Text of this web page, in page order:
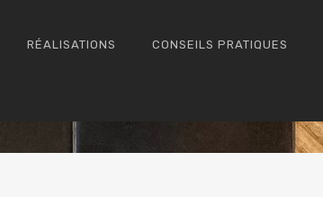
RÉALISATIONS CONSEILS PRATIQUES